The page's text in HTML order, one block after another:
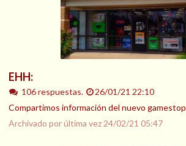
EHH:
106 respuestas.
26/01/21 22:10
Compartimos información del nuevo gamestop
Archivado por última vez 24/02/21 05:47